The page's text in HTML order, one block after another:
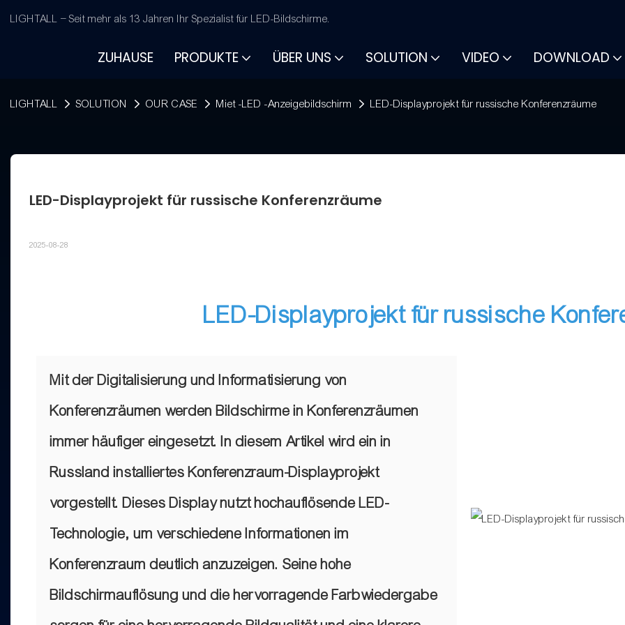
LIGHTALL – Seit mehr als 13 Jahren Ihr Spezialist für LED-Bildschirme.
ZUHAUSE PRODUKTE ÜBER UNS SOLUTION VIDEO DOWNLOAD
LIGHTALL SOLUTION OUR CASE Miet -LED -Anzeigebildschirm LED-Displayprojekt für russische Konferenzräume
LED-Displayprojekt für russische Konferenzräume
2025-08-28
LED-Displayprojekt für russische
Mit der Digitalisierung und Informatisierung von
Konferenzräumen werden Bildschirme in Konferenzräumen
immer häufiger eingesetzt. In diesem Artikel wird ein in
Russland installiertes Konferenzraum-Displayprojekt
vorgestellt. Dieses Display nutzt hochauflösende LED-
Technologie, um verschiedene Informationen im
Konferenzraum deutlich anzuzeigen. Seine hohe
Bildschirmauflösung und die hervorragende Farbwiedergabe